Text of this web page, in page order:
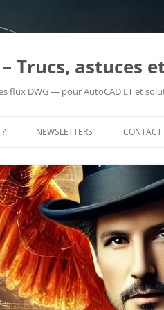
Trucs, astuces
flux DWG — pour AutoCAD LT et
NEWSLETTERS CONTACT
ME